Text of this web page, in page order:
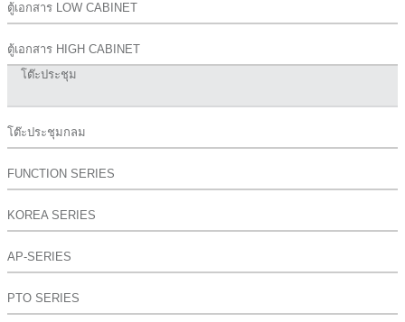
ตู้เอกสาร LOW CABINET
ตู้เอกสาร HIGH CABINET
โต๊ะประชุม
โต๊ะประชุมกลม
FUNCTION SERIES
KOREA SERIES
AP-SERIES
PTO SERIES